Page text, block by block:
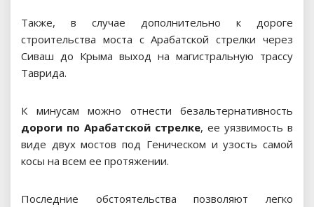
Также, в случае дополнительно к дороге
строительства моста с Арабатской стрелки через
Сиваш до Крыма выход на магистральную трассу
Таврида.
К минусам можно отнести безальтернативность
дороги по Арабатской стрелке, ее уязвимость в
виде двух мостов под Геническом и узость самой
косы на всем ее протяжении.
Последние обстоятельства позволяют легко